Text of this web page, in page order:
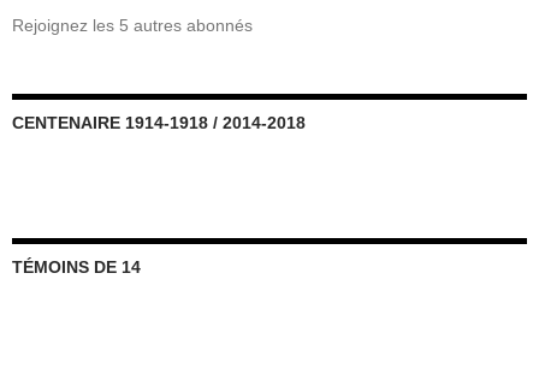
Rejoignez les 5 autres abonnés
CENTENAIRE 1914-1918 / 2014-2018
TÉMOINS DE 14